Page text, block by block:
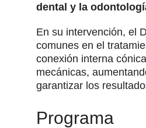
dental y la
En su intervención, el
comunes en el
conexión interna
mecánicas,
garantizar los
Programa